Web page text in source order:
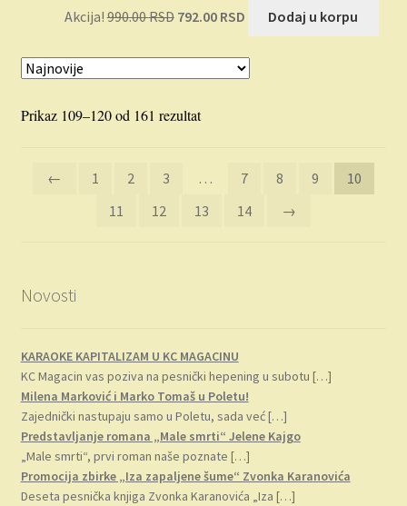
Akcija!990.00RSD
bila:
792.00 RSD
792.00 RSD.
Dodaj u korpu
Prikaz 109–120 od 161 rezultatSortirano
← 1 2 3 … 7 8 9
10
11
12 13 14 →
Novosti
KARAOKE KAPITALIZAM U KC MAGACINU
KC Magacin vas poziva na pesnički hepening u subotu […]
Milena Marković i Marko Tomaš u Poletu!
Zajednički nastupaju samo u Poletu, sada već[…]
Predstavljanje romana „Male smrti“ Jelene Kajgo
„Male smrti“, prvi roman naše poznate […]
Promocija zbirke „Iza zapaljene šume“ Zvonka Karanovića
Deseta pesnička knjiga Zvonka Karanovića „Iza […]